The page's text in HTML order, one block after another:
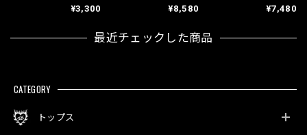
¥3,300
¥8,580
¥7,480
最近チェックした商品
CATEGORY
トップス